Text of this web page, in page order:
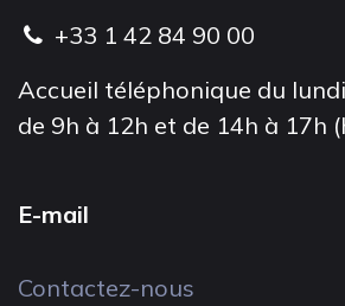
+33 1 42 84 90 00
Accueil téléphonique du
de 9h à 12h et de 14h à 17h
E-mail
Contactez-nous